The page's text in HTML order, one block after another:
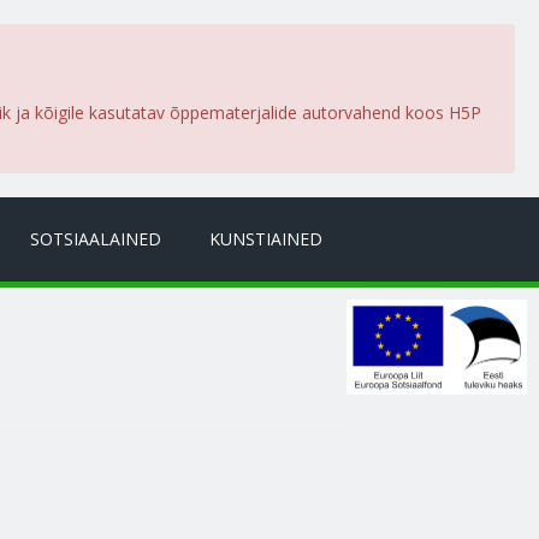
ja kõigile kasutatav õppematerjalide autorvahend koos H5P
SOTSIAALAINED KUNSTIAINED